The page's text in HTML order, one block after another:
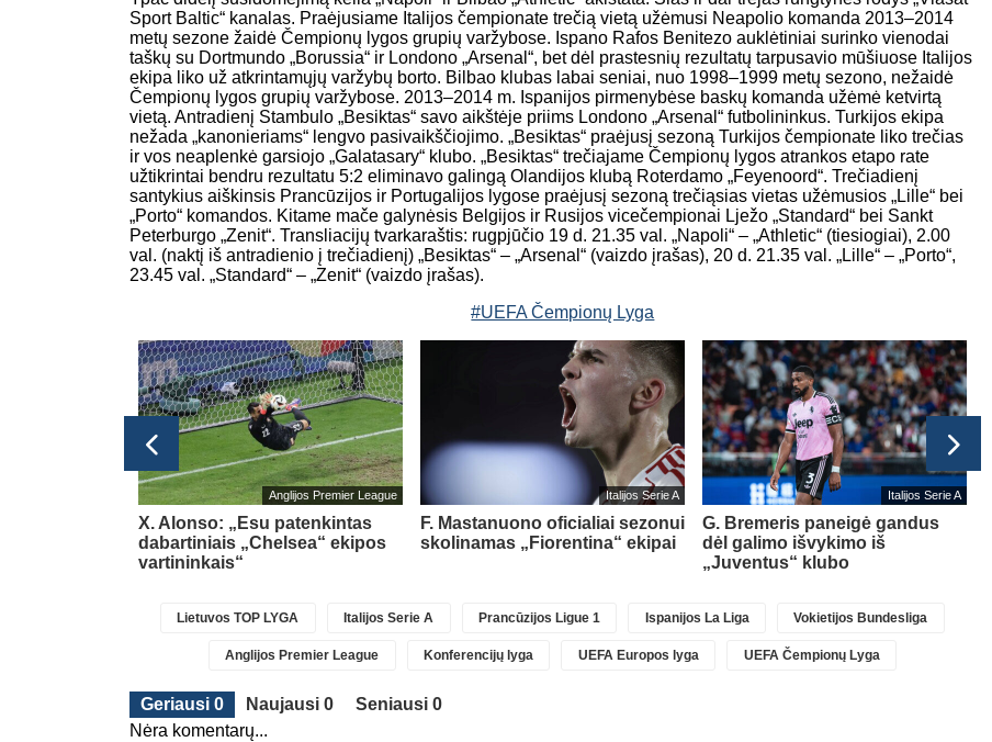
Sport Baltic“ kanalas. Praėjusiame Italijos čempionate trečią vietą užėmusi Neapolio komanda 2013–2014
metų sezone žaidė Čempionų lygos grupių varžybose. Ispano Rafos Benitezo auklėtiniai surinko vienodai
taškų su Dortmundo „Borussia“ ir Londono „Arsenal“, bet dėl prastesnių rezultatų tarpusavio mūšiuose Italijos
ekipa liko už atkrintamųjų varžybų borto. Bilbao klubas labai seniai, nuo 1998–1999 metų sezono, nežaidė
Čempionų lygos grupių varžybose. 2013–2014 m. Ispanijos pirmenybėse baskų komanda užėmė ketvirtą
vietą. Antradienį Stambulo „Besiktas“ savo aikštėje priims Londono „Arsenal“ futbolininkus. Turkijos ekipa
nežada „kanonieriams“ lengvo pasivaikščiojimo. „Besiktas“ praėjusį sezoną Turkijos čempionate liko trečias
ir vos neaplenkė garsiojo „Galatasary“ klubo. „Besiktas“ trečiajame Čempionų lygos atrankos etapo rate
užtikrintai bendru rezultatu 5:2 eliminavo galingą Olandijos klubą Roterdamo „Feyenoord“. Trečiadienį
santykius aiškinsis Prancūzijos ir Portugalijos lygose praėjusį sezoną trečiąsias vietas užėmusios „Lille“ bei
„Porto“ komandos. Kitame mače galynėsis Belgijos ir Rusijos vicečempionai Lježo „Standard“ bei Sankt
Peterburgo „Zenit“. Transliacijų tvarkaraštis: rugpjūčio 19 d. 21.35 val. „Napoli“ – „Athletic“ (tiesiogiai), 2.00
val. (naktį iš antradienio į trečiadienį) „Besiktas“ – „Arsenal“ (vaizdo įrašas), 20 d. 21.35 val. „Lille“ – „Porto“,
23.45 val. „Standard“ – „Zenit“ (vaizdo įrašas).
#UEFA Čempionų Lyga
Anglijos Premier League
X. Alonso: „Esu patenkintas
dabartiniais „Chelsea“ ekipos
vartininkais“
Italijos Serie A
F. Mastanuono oficialiai sezonui
skolinamas „Fiorentina“ ekipai
Italijos Serie A
G. Bremeris paneigė gandus
dėl galimo išvykimo iš
„Juventus“ klubo
Lietuvos TOP LYGA Italijos Serie A Prancūzijos Ligue 1 Ispanijos La Liga Vokietijos Bundesliga
Anglijos Premier League Konferencijų lyga UEFA Europos lyga UEFA Čempionų Lyga
Geriausi 0 Naujausi 0
Seniausi 0
Nėra komentarų...